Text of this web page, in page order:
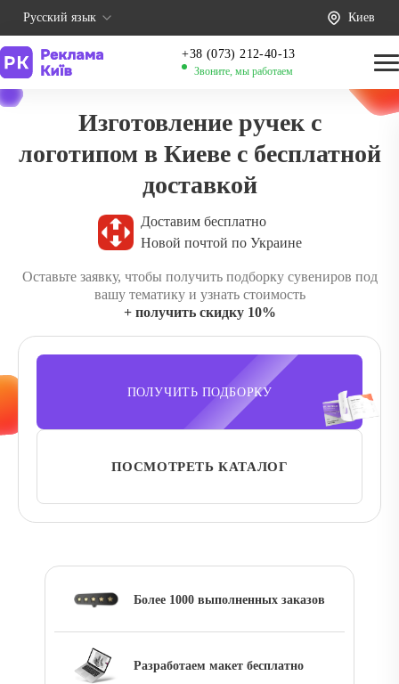
Русский язык Киев
+38 (073) 212-40-13
Звоните, мы работаем
Изготовление ручек с
логотипом в Киеве с бесплатной
доставкой
Доставим бесплатно
Новой почтой по Украине
Оставьте заявку, чтобы получить подборку сувениров под
вашу тематику и узнать стоимость
+ получить скидку 10%
ПОЛУЧИТЬ ПОДБОРКУ
ПОСМОТРЕТЬ КАТАЛОГ
Более 1000 выполненных заказов
Разработаем макет бесплатно